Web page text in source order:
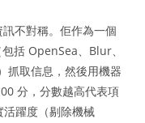
不對稱。佢作為一個
括 OpenSea、Blur、
取信息，然後用機器
分，分數越高代表項
活躍度（剔除機械